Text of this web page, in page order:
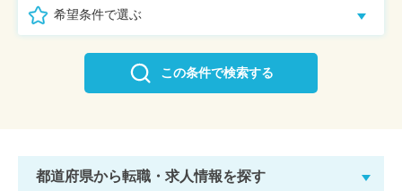
希望条件で選ぶ
この条件で検索する
都道府県から転職・求人情報を探す